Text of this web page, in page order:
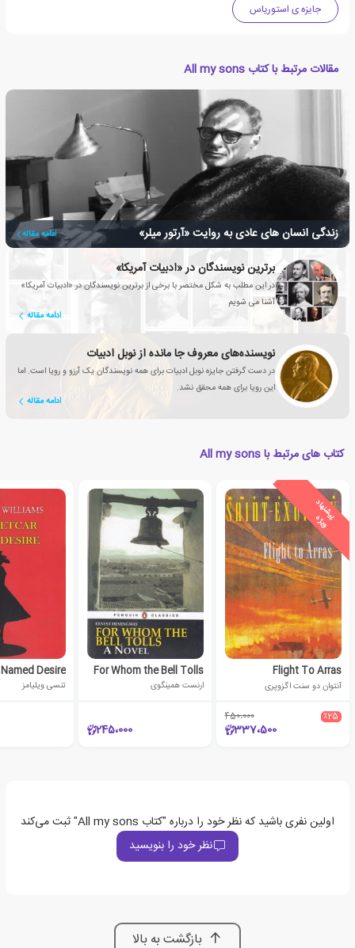
جایزه ی استوریاس
مقالات مرتبط با کتاب All my sons
زندگی انسان های عادی به روایت «آرتور میلر» ادامه مقاله
برترین نویسندگان در «ادبیات آمریکا»
در این مطلب به شکل مختصر با برخی از برترین نویسندگان در «ادبیات آمریکا»
آشنا می شویم
ادامه مقاله
نویسنده‌های معروف جا مانده از نوبل ادبیات
در دست گرفتن جایزه نوبل ادبیات برای همه نویسندگان یک آرزو و رویا است. اما
این رویا برای همه محقق نشد.
ادامه مقاله
کتاب های مرتبط با All my sons
پ
ی
ش
ن
ه
ا
د
و
ی
ژ
ه
Flight To Arras
آنتوان دو سنت اگزوپری
٪25 450،000
337،500
For Whom the Bell Tolls
ارنست همینگوی
245،000
تنسی ویلیامز
اولین نفری باشید که نظر خود را درباره "کتاب All my sons" ثبت می‌کند
نظر خود را بنویسید
بازگشت به بالا